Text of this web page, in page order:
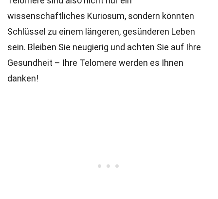
wissenschaftliches Kuriosum, sondern könnten
Schlüssel zu einem längeren, gesünderen Leben
sein. Bleiben Sie neugierig und achten Sie auf Ihre
Gesundheit – Ihre Telomere werden es Ihnen
danken!